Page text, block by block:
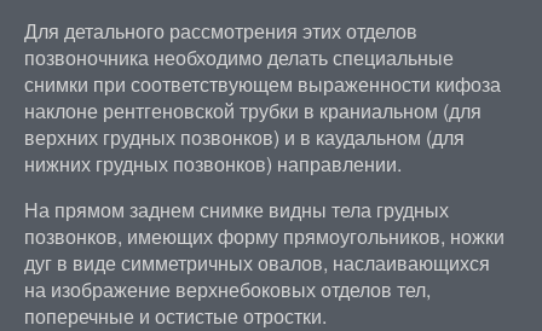
Для детального рассмотрения этих отделов
позвоночника необходимо делать специальные
снимки при соответствующем выраженности кифоза
наклоне рентгеновской трубки в краниальном (для
верхних грудных позвонков) и в каудальном (для
нижних грудных позвонков) направлении.
На прямом заднем снимке видны тела грудных
позвонков, имеющих форму прямоугольников, ножки
дуг в виде симметричных овалов, наслаивающихся
на изображение верхнебоковых отделов тел,
поперечные и остистые отростки.